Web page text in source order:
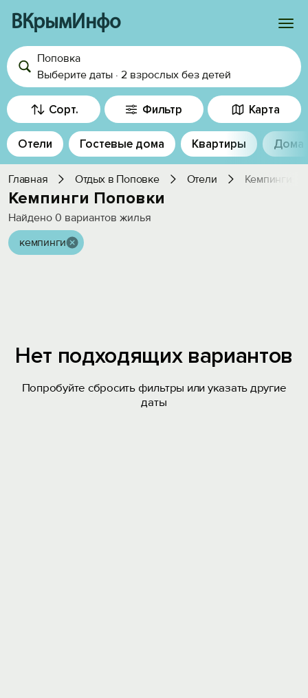
ВКрымИнфо
Войти
Избранное
История просмотра
Добавить свой объект
Поповка
Выберите даты · 2 взрослых без детей
Сорт. Фильтр Карта
Отели Гостевые дома Квартиры Дома
Главная Отдых в Поповке Отели Кемпинги
Кемпинги Поповки
Найдено 0 вариантов жилья
кемпинги
Нет подходящих вариантов
Попробуйте сбросить фильтры или указать другие
даты